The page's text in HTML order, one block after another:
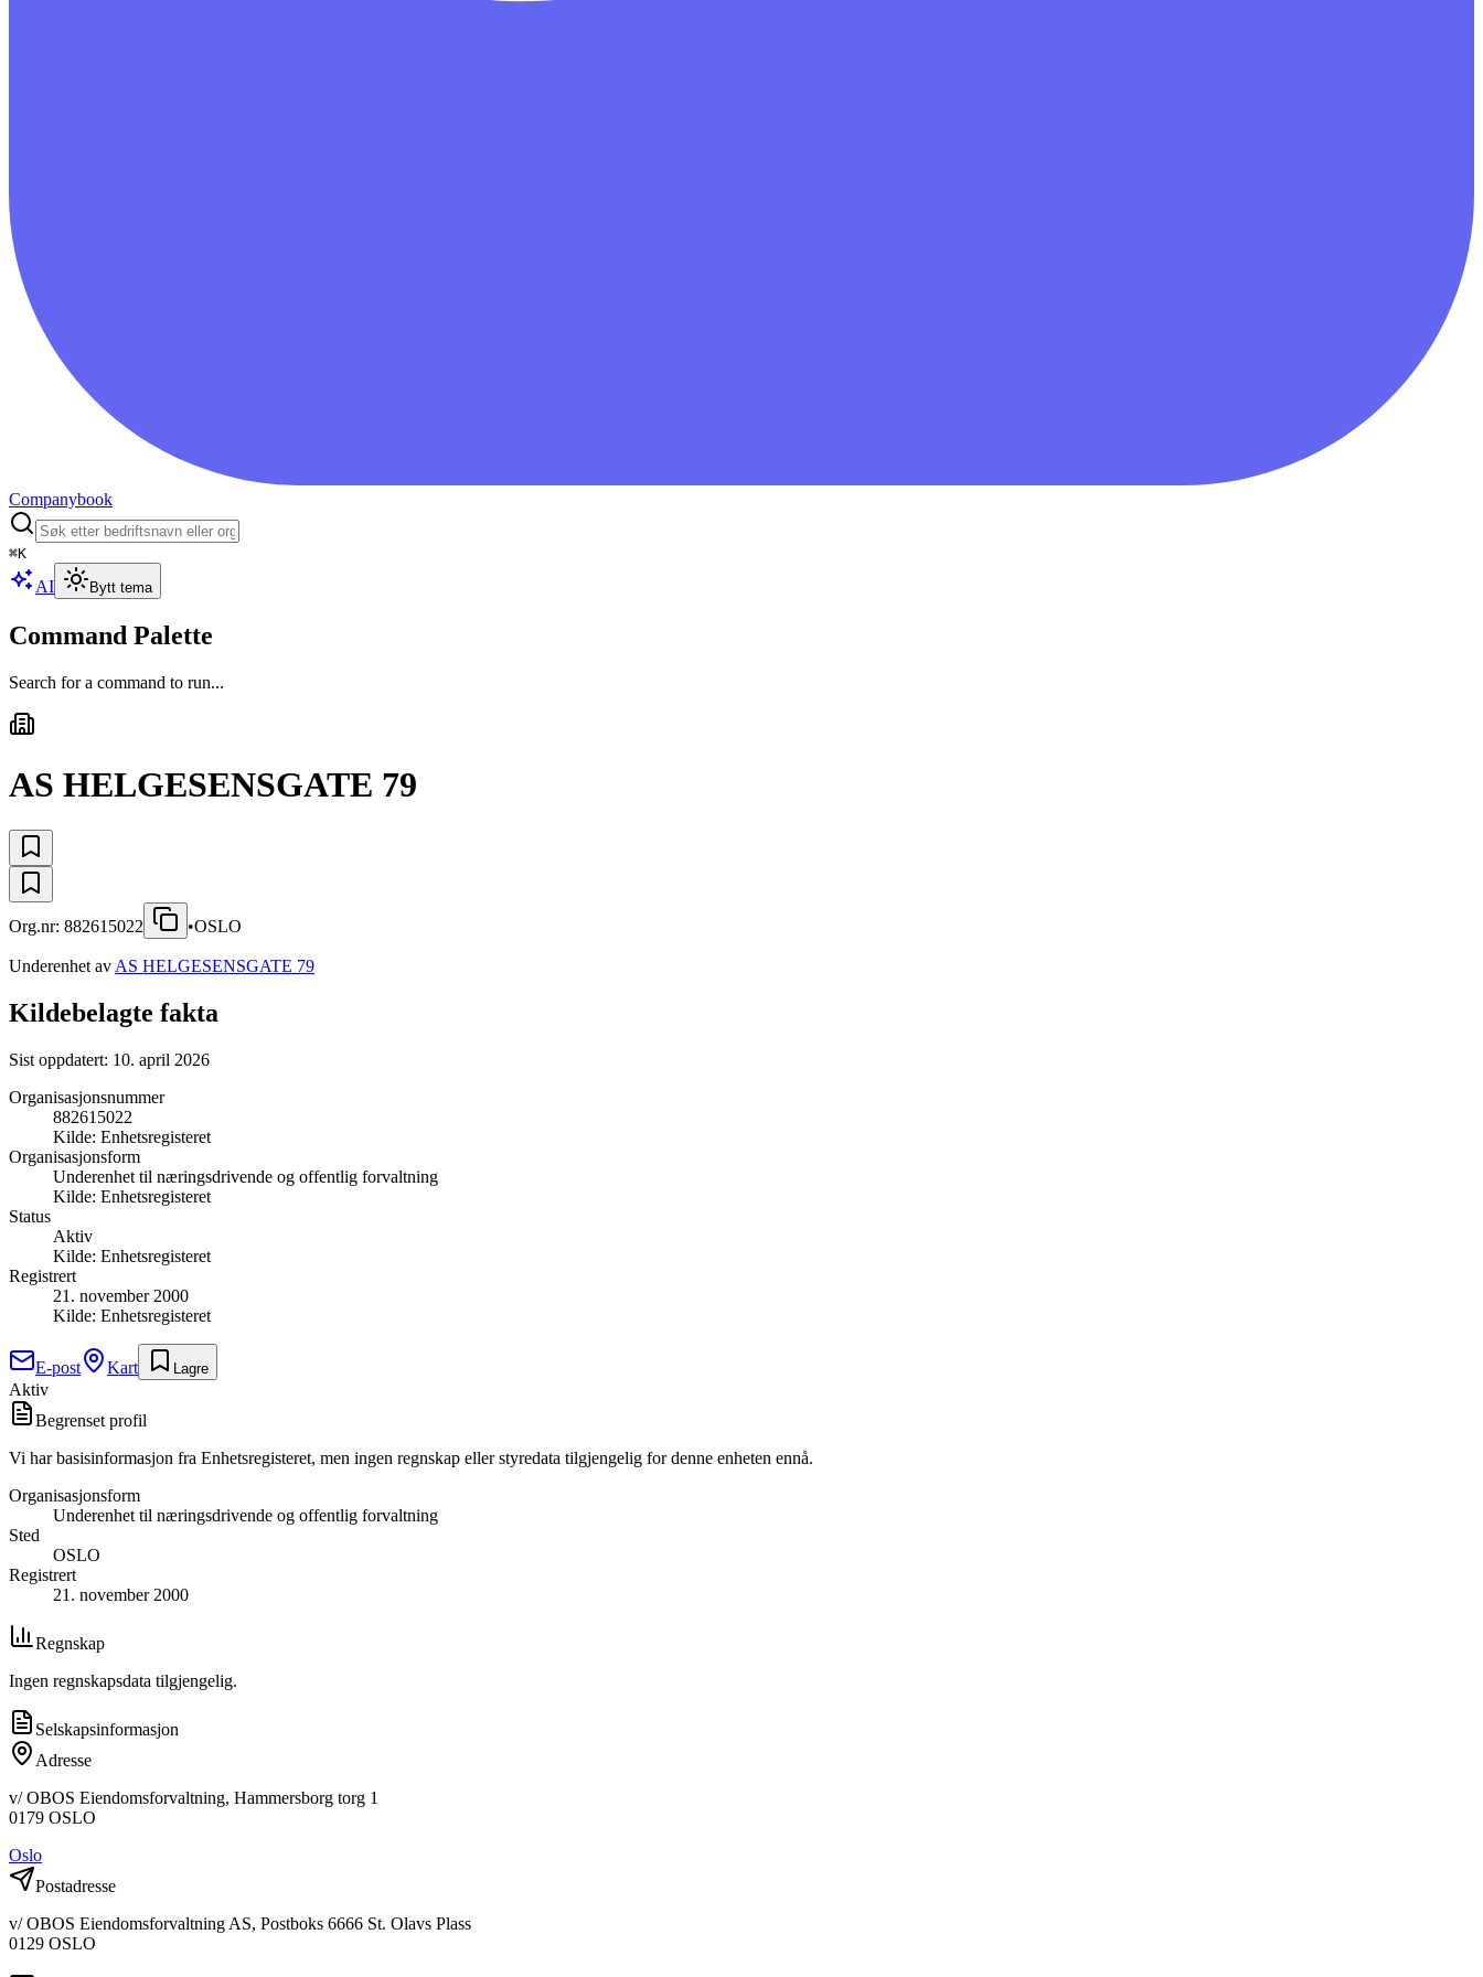
Companybook
⌘K
AI Bytt tema
Command Palette
Search for a command to run...
AS HELGESENSGATE 79
Org.nr: 882615022 •OSLO
Underenhet av AS HELGESENSGATE 79
Kildebelagte fakta
Sist oppdatert: 10. april 2026
Organisasjonsnummer
882615022
Kilde: Enhetsregisteret
Organisasjonsform
Underenhet til næringsdrivende og offentlig forvaltning
Kilde: Enhetsregisteret
Status
Aktiv
Kilde: Enhetsregisteret
Registrert
21. november 2000
Kilde: Enhetsregisteret
E-post Kart Lagre
Aktiv
Begrenset profil
Vi har basisinformasjon fra Enhetsregisteret, men ingen regnskap eller styredata tilgjengelig for denne enheten ennå.
Organisasjonsform
Underenhet til næringsdrivende og offentlig forvaltning
Sted
OSLO
Registrert
21. november 2000
Regnskap
Ingen regnskapsdata tilgjengelig.
Selskapsinformasjon
Adresse
v/ OBOS Eiendomsforvaltning, Hammersborg torg 1
0179 OSLO
Oslo
Postadresse
v/ OBOS Eiendomsforvaltning AS, Postboks 6666 St. Olavs Plass
0129 OSLO